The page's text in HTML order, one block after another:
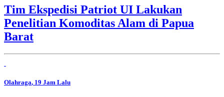
Tim Ekspedisi Patriot UI Lakukan
Penelitian Komoditas Alam di Papua
Barat
Olahraga, 19 Jam Lalu